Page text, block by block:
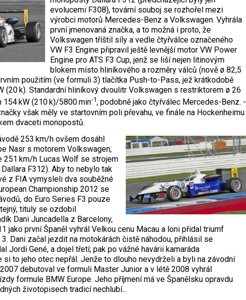
evolucemi F308), tovární souboj se rozhořel mezi
výrobci motorů Mercedes-Benz a Volkswagen. Vyhrála
první jmenovaná značka, a to možná i proto, že
Volkswagen tříštil síly a vedle čtyřválce označeného
VW F3 Engine připravil ještě levnější motor VW Power
Engine pro ATS F3 Cup, jenž se liší nejen litinovým
blokem místo hliníkového a rozměry válců (nově ø 82,5
použitím (ve formuli 3) tla­čítka Push-to-Pass, jež krátkodobě
(20 k). Standardní hliníkový dvoulitr Volkswagen s restriktorem ø 26
154 kW (210 k)/5800 min‑1, podobně jako čtyřválec Mercedes-Benz. ­
však měly ve startovním poli převahu, ve finále na Hocken­heimu
dvaceti monopostů.
253 km/h ovšem dosáhl
Nasr s mo­torem Volkswagen,
251 km/h Lucas Wolf se strojem
F312). Aby to nebylo tak
z FIA vymysleli dva souběžné
Championship 2012 se
do Euro Series F3 pouze
tituly se ozdobil
Dani Juncadella z Barcelony,
jako první Španěl vyhrál Velkou cenu Macau a loni přidal triumf
Dani začal jezdit na motokárách čistě náhodou, přihlásil se
­Jordi Gené, a dojel třetí; pak po vážné ha­várii kamaráda
si to jeho otec nepřál. Jenže to dlouho nevydrželi a byli na závodní
debutoval ve formuli Master Junior a v létě 2008 vyhrál
formule BMW Europe. Jeho příjmení má ve Španělsku opravdu
životopisech tradicí nechlubí...